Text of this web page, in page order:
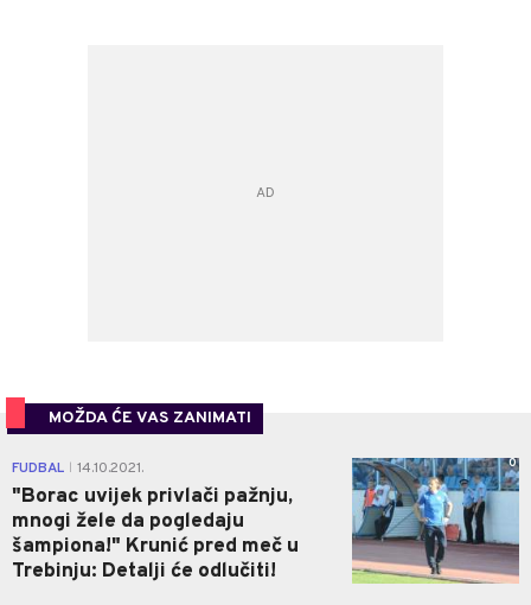
MOŽDA ĆE VAS ZANIMATI
FUDBAL 14.10.2021.
"Borac uvijek privlači pažnju,
mnogi žele da pogledaju
šampiona!" Krunić pred meč u
Trebinju: Detalji će odlučiti!
0